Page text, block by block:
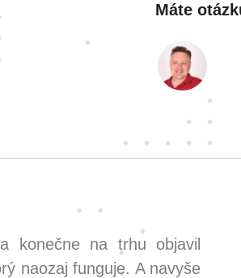
Máte
konečne na trhu objavil
naozaj funguje. A navyše